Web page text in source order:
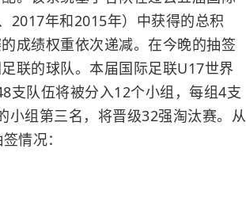
2017年和2015年）中获得的总积
成绩权重依次递减。在今晚的抽签
联的球队。本届国际足联U17世界
支队伍将被分入12个小组，每组4支
小组第三名，将晋级32强淘汰赛。从
情况：